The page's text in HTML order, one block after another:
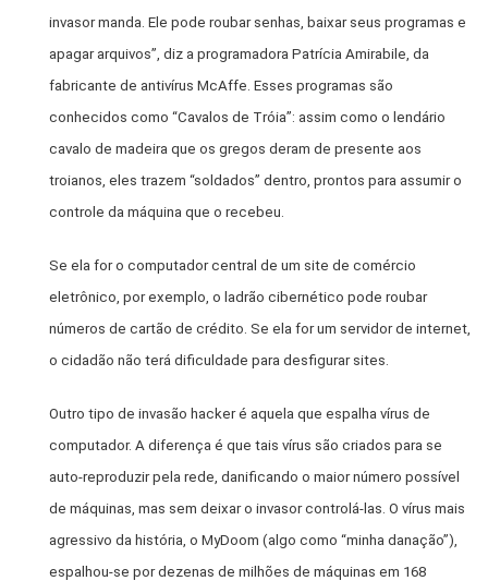
invasor manda. Ele pode roubar senhas, baixar seus programas e
apagar arquivos”, diz a programadora Patrícia Amirabile, da
fabricante de antivírus McAffe. Esses programas são
conhecidos como “Cavalos de Tróia”: assim como o lendário
cavalo de madeira que os gregos deram de presente aos
troianos, eles trazem “soldados” dentro, prontos para assumir o
controle da máquina que o recebeu.
Se ela for o computador central de um site de comércio
eletrônico, por exemplo, o ladrão cibernético pode roubar
números de cartão de crédito. Se ela for um servidor de internet,
o cidadão não terá dificuldade para desfigurar sites.
Outro tipo de invasão hacker é aquela que espalha vírus de
computador. A diferença é que tais vírus são criados para se
auto-reproduzir pela rede, danificando o maior número possível
de máquinas, mas sem deixar o invasor controlá-las. O vírus mais
agressivo da história, o MyDoom (algo como “minha danação”),
espalhou-se por dezenas de milhões de máquinas em 168